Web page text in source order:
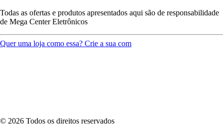
Todas as ofertas e produtos apresentados aqui são de responsabilidade
de Mega Center Eletrônicos
Quer uma loja como essa? Crie a sua com
© 2026 Todos os direitos reservados